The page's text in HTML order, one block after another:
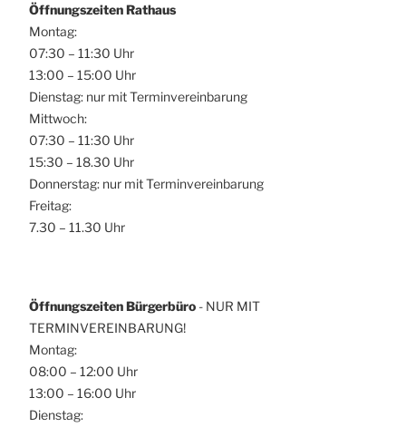
Öffnungszeiten Rathaus
Montag:
07:30 – 11:30 Uhr
13:00 – 15:00 Uhr
Dienstag: nur mit Terminvereinbarung
Mittwoch:
07:30 – 11:30 Uhr
15:30 – 18.30 Uhr
Donnerstag: nur mit Terminvereinbarung
Freitag:
7.30 – 11.30 Uhr
Öffnungszeiten Bürgerbüro - NUR MIT
TERMINVEREINBARUNG!
Montag:
08:00 – 12:00 Uhr
13:00 – 16:00 Uhr
Dienstag: